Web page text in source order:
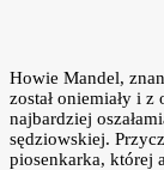
Howie Mandel,
został oniemiały i z
najbardziej
sędziowskiej.
piosenkarka, której